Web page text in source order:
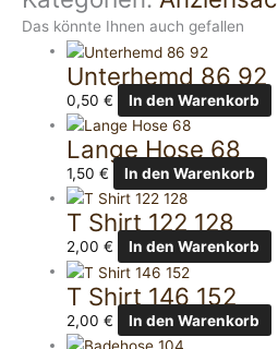
Das könnte Ihnen auch gefallen
Unterhemd 86 92
0,50€ In den Warenkorb
Lange Hose 68
1,50€ In den Warenkorb
T Shirt 122 128
2,00€ In den Warenkorb
T Shirt 146 152
2,00€ In den Warenkorb